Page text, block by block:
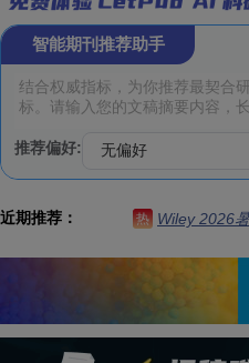
智能期刊推荐助手
推荐偏好:
近期推荐： 热 Wiley 2026